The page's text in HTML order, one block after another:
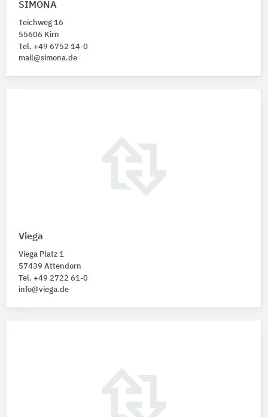
SIMONA
Teichweg 16
55606 Kirn
Tel. +49 6752 14-0
mail@simona.de
Viega
Viega Platz 1
57439 Attendorn
Tel. +49 2722 61-0
info@viega.de